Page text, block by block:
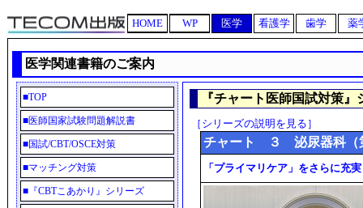
HOME WP 医学 看護学 歯学 薬
医学関連書籍のご案内
■TOP
■医師国家試験問題解説書
■国試/CBT/OSCE対策
■マッチング対策
■ 『CBTこあかり』シリーズ
『チャート医師国試対策』
［シリーズの説明を見る］
チャート ３ 泌尿器科（
「プライマリケア」をさらに充